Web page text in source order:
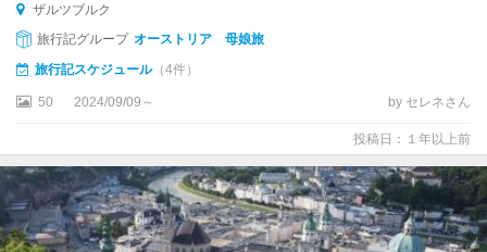
タ
イ
フ
ッ
ハ
フ
ザルツブルク
旅行記グループ オーストリア 母娘旅
旅行記スケジュール（4件）
50 2024/09/09～ by セレネさん
投稿日：１年以上前